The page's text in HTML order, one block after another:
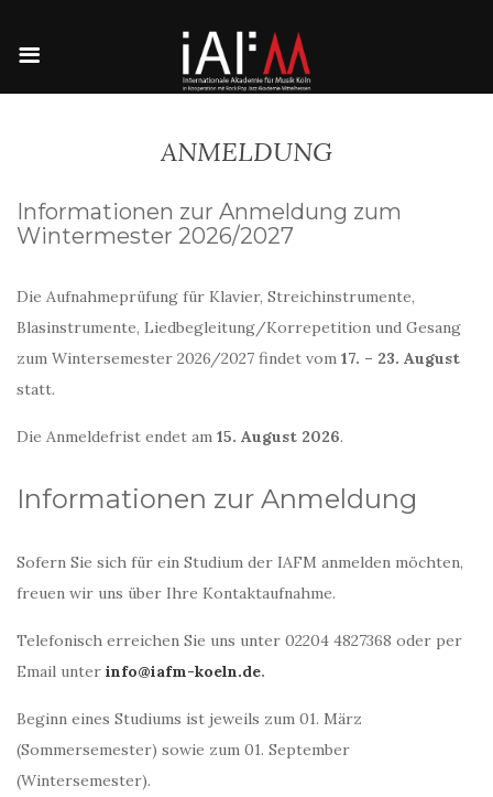
ANMELDUNG
Informationen zur Anmeldung zum
Wintermester 2026/2027
Die Aufnahmeprüfung für Klavier, Streichinstrumente,
Blasinstrumente, Liedbegleitung/Korrepetition und Gesang
zum Wintersemester 2026/2027 findet vom 17. – 23. August
statt.
Die Anmeldefrist endet am 15. August 2026.
Informationen zur Anmeldung
Sofern Sie sich für ein Studium der IAFM anmelden möchten,
freuen wir uns über Ihre Kontaktaufnahme.
Telefonisch erreichen Sie uns unter 02204 4827368 oder per
Email unter info@iafm-koeln.de.
Beginn eines Studiums ist jeweils zum 01. März
(Sommersemester) sowie zum 01. September
(Wintersemester).